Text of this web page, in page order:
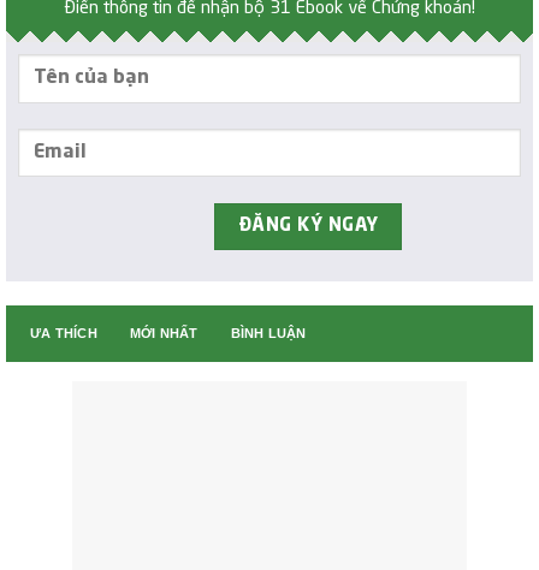
Điền thông tin để nhận bộ 31 Ebook về Chứng khoán!
ƯA THÍCH MỚI NHẤT BÌNH LUẬN